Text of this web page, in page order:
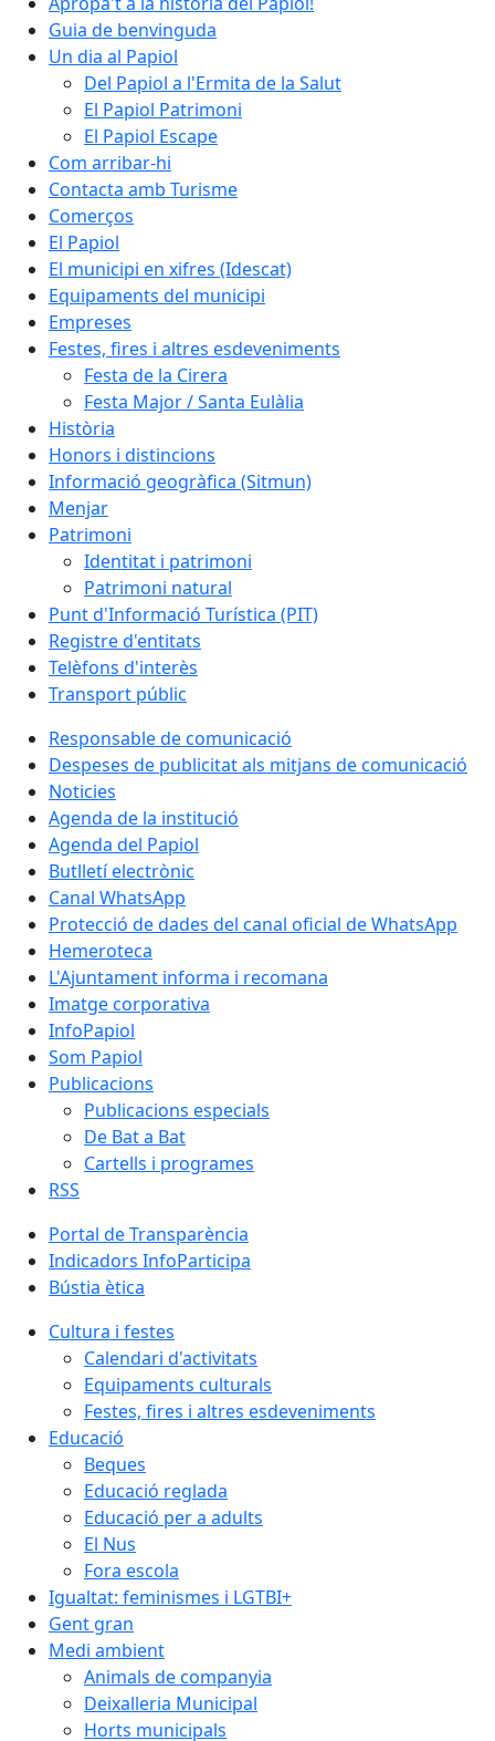
Guia de benvinguda
Un dia al Papiol
Del Papiol a l'Ermita de la Salut
El Papiol Patrimoni
El Papiol Escape
Com arribar-hi
Contacta amb Turisme
Comerços
El Papiol
El municipi en xifres (Idescat)
Equipaments del municipi
Empreses
Festes, fires i altres esdeveniments
Festa de la Cirera
Festa Major / Santa Eulàlia
Història
Honors i distincions
Informació geogràfica (Sitmun)
Menjar
Patrimoni
Identitat i patrimoni
Patrimoni natural
Punt d'Informació Turística (PIT)
Registre d'entitats
Telèfons d'interès
Transport públic
Responsable de comunicació
Despeses de publicitat als mitjans de comunicació
Noticies
Agenda de la institució
Agenda del Papiol
Butlletí electrònic
Canal WhatsApp
Protecció de dades del canal oficial de WhatsApp
Hemeroteca
L'Ajuntament informa i recomana
Imatge corporativa
InfoPapiol
Som Papiol
Publicacions
Publicacions especials
De Bat a Bat
Cartells i programes
RSS
Portal de Transparència
Indicadors InfoParticipa
Bústia ètica
Cultura i festes
Calendari d'activitats
Equipaments culturals
Festes, fires i altres esdeveniments
Educació
Beques
Educació reglada
Educació per a adults
El Nus
Fora escola
Igualtat: feminismes i LGTBI+
Gent gran
Medi ambient
Animals de companyia
Deixalleria Municipal
Horts municipals